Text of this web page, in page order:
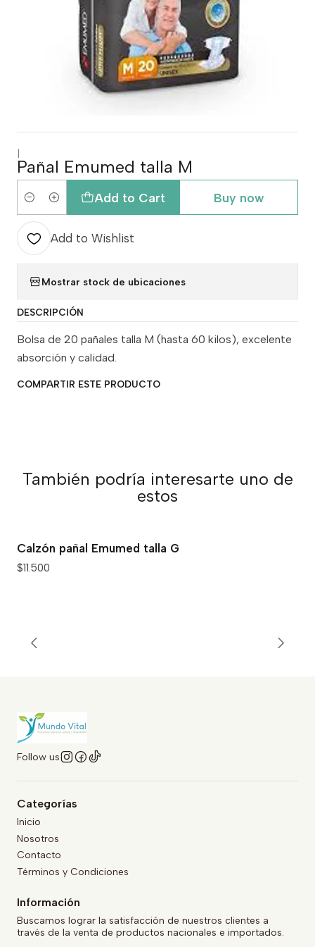
Pañal Emumed talla M
Quantity
Add to Cart Buy now
Add to Wishlist
Mostrar stock de ubicaciones
DESCRIPCIÓN
Bolsa de 20 pañales talla M (hasta 60 kilos), excelente
absorción y calidad.
COMPARTIR ESTE PRODUCTO
También podría interesarte uno de
estos
Calzón pañal Emumed talla G
$11.500
Follow us
Categorías
Inicio
Nosotros
Contacto
Términos y Condiciones
Información
Buscamos lograr la satisfacción de nuestros clientes a
través de la venta de productos nacionales e importados.